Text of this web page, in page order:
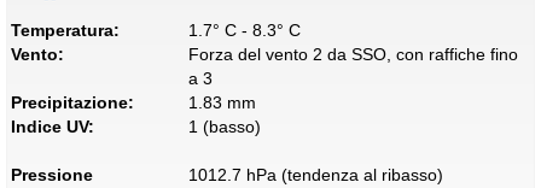
Temperatura:
1.7° C - 8.3° C
Vento:
Forza del vento 2 da SSO, con raffiche fino
a 3
Precipitazione:
1.83 mm
Indice UV:
1 (basso)
Pressione
1012.7 hPa (tendenza al ribasso)